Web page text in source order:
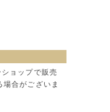
ョップで販売
合がございま